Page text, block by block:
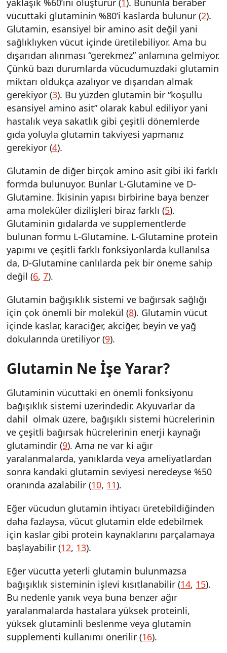
vücuttaki glutaminin %80’i kaslarda bulunur (2).
Glutamin, esansiyel bir amino asit değil yani
sağlıklıyken vücut içinde üretilebiliyor. Ama bu
dışarıdan alınması “gerekmez” anlamına gelmiyor.
Çünkü bazı durumlarda vücudumuzdaki glutamin
miktarı oldukça azalıyor ve dışarıdan almak
gerekiyor (3). Bu yüzden glutamin bir “koşullu
esansiyel amino asit” olarak kabul ediliyor yani
hastalık veya sakatlık gibi çeşitli dönemlerde
gıda yoluyla glutamin takviyesi yapmanız
gerekiyor (4).
Glutamin de diğer birçok amino asit gibi iki farklı
formda bulunuyor. Bunlar L-Glutamine ve D-
Glutamine. İkisinin yapısı birbirine baya benzer
ama moleküler dizilişleri biraz farklı (5).
Glutaminin gıdalarda ve supplementlerde
bulunan formu L-Glutamine. L-Glutamine protein
yapımı ve çeşitli farklı fonksiyonlarda kullanılsa
da, D-Glutamine canlılarda pek bir öneme sahip
değil (6,7).
Glutamin bağışıklık sistemi ve bağırsak sağlığı
için çok önemli bir molekül (8). Glutamin vücut
içinde kaslar, karaciğer, akciğer, beyin ve yağ
dokularında üretiliyor (9).
Glutamin Ne İşe Yarar?
Glutaminin vücuttaki en önemli fonksiyonu
bağışıklık sistemi üzerindedir. Akyuvarlar da
dahil olmak üzere, bağışıklı sistemi hücrelerinin
ve çeşitli bağırsak hücrelerinin enerji kaynağı
glutamindir (9). Ama ne var ki ağır
yaralanmalarda, yanıklarda veya ameliyatlardan
sonra kandaki glutamin seviyesi neredeyse %50
oranında azalabilir (10, 11).
Eğer vücudun glutamin ihtiyacı üretebildiğinden
daha fazlaysa, vücut glutamin elde edebilmek
için kaslar gibi protein kaynaklarını parçalamaya
başlayabilir (12, 13).
Eğer vücutta yeterli glutamin bulunmazsa
bağışıklık sisteminin işlevi kısıtlanabilir (14, 15).
Bu nedenle yanık veya buna benzer ağır
yaralanmalarda hastalara yüksek proteinli,
yüksek glutaminli beslenme veya glutamin
supplementi kullanımı önerilir (16).